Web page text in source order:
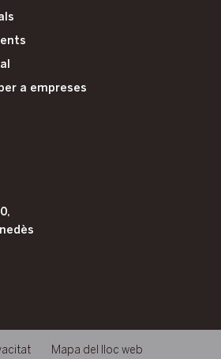
a empreses
Mapa del lloc web